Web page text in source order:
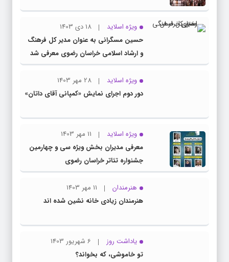
ویژه اسلاید
18 دی 1403
حسین مسگرانی به عنوان مدیر کل فرهنگ
و ارشاد اسلامی خراسان رضوی معرفی شد
ویژه اسلاید
28 مهر 1403
دور دوم اجرای نمایش «کمپانی آقای داتان»
ویژه اسلاید
11 مهر 1403
معرفی مدیران بخش ویژه سی و چهارمین
جشنواره تئاتر خراسان رضوی
هنرمندان
11 مهر 1403
هنرمندان زیادی خانه نشین شده اند
یاداشت روز
6 شهریور 1403
تو خاموشی، که بخواند؟